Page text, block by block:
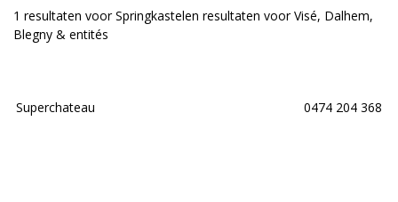
1 resultaten voor Springkastelen resultaten voor Visé, Dalhem,
Blegny & entités
Superchateau 0474 204 368